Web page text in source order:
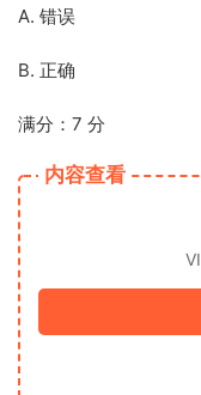
A. 错误
B. 正确
满分：7 分
内容查看